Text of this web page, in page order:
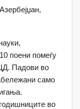
поени помеѓу
Падови во
само
во